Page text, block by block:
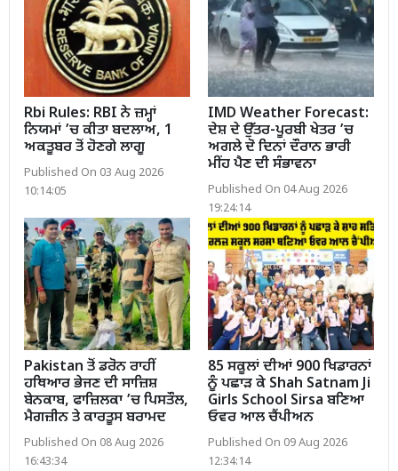
Rbi Rules: RBI ਨੇ ਜ਼ਮ੍ਹਾਂ
ਨਿਯਮਾਂ ’ਚ ਕੀਤਾ ਬਦਲਾਅ, 1
ਅਕਤੂਬਰ ਤੋਂ ਹੋਣਗੇ ਲਾਗੂ
Published On 03 Aug 2026
10:14:05
IMD Weather Forecast:
ਦੇਸ਼ ਦੇ ਉੱਤਰ-ਪੂਰਬੀ ਖੇਤਰ ’ਚ
ਅਗਲੇ ਦੋ ਦਿਨਾਂ ਦੌਰਾਨ ਭਾਰੀ
ਮੀਂਹ ਪੈਣ ਦੀ ਸੰਭਾਵਨਾ
Published On 04 Aug 2026
19:24:14
Pakistan ਤੋਂ ਡਰੋਨ ਰਾਹੀਂ
ਹਥਿਆਰ ਭੇਜਣ ਦੀ ਸਾਜ਼ਿਸ਼
ਬੇਨਕਾਬ, ਫਾਜ਼ਿਲਕਾ ’ਚ ਪਿਸਤੌਲ,
ਮੈਗਜ਼ੀਨ ਤੇ ਕਾਰਤੂਸ ਬਰਾਮਦ
Published On 08 Aug 2026
16:43:34
85 ਸਕੂਲਾਂ ਦੀਆਂ 900 ਖਿਡਾਰਨਾਂ
ਨੂੰ ਪਛਾੜ ਕੇ Shah Satnam Ji
Girls School Sirsa ਬਣਿਆ
ਓਵਰ ਆਲ ਚੈਂਪੀਅਨ
Published On 09 Aug 2026
12:34:14